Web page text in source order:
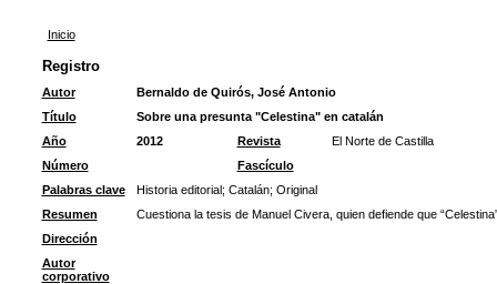
Inicio
Registro
Autor
Bernaldo de Quirós, José Antonio
Título
Sobre una presunta "Celestina" en catalán
Año
2012 Revista
El Norte de Castilla
Número
Fascículo
Palabras clave
Historia editorial; Catalán; Original
Resumen
Cuestiona la tesis de Manuel Civera, quien defiende que
Dirección
Autor
corporativo